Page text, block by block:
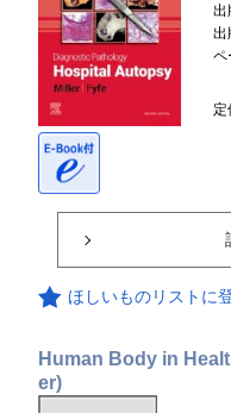
出
出
ペ
ほしいものリストに
Human Body in
er)